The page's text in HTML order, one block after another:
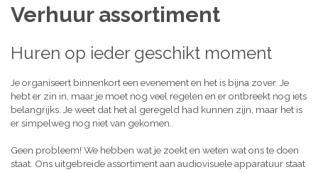
Verhuur assortiment
Huren op ieder geschikt moment
Je organiseert binnenkort een evenement en het is bijna zover. Je
hebt er zin in, maar je moet nog veel regelen en er ontbreekt nog iets
belangrijks. Je weet dat het al geregeld had kunnen zijn, maar het is
er simpelweg nog niet van gekomen..
Geen probleem! We hebben wat je zoekt en weten wat ons te doen
staat. Ons uitgebreide assortiment aan audiovisuele apparatuur staat